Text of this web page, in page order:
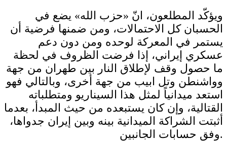
ويؤكّد المطلعون، انّ «حزب الله» يضع في
الحسبان كل الاحتمالات، ومن ضمنها فرضية أن
يستمر في المعركة لوحده ومن دون دعم
عسكري إيراني، إذا فرضت الظروف في لحظة
ما حصول وقف لإطلاق النار بين طهران من جهة
وواشنطن وتل ابيب من جهة أخرى، وبالتالي فهو
استعد ميدانياً لمثل هذا السيناريو ومتطلباته
القتالية، وإن كان يستبعده من حيث المبدأ، بعدما
أثبتت الشراكة الميدانية بينه وبين إيران جدواها،
وفق حسابات الجانبين.